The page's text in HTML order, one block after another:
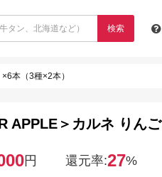
検索
本（3種×2本）
APPLE＞カルネ りん
円 還元率:27%